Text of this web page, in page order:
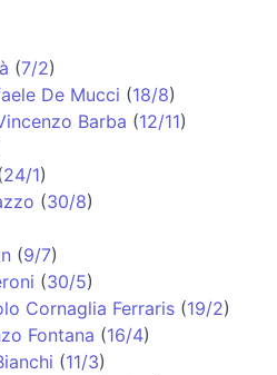
(7/2)
De Mucci (18/8)
Barba (12/11)
24/1)
(30/8)
(9/7)
(30/5)
Cornaglia Ferraris (19/2)
Fontana (16/4)
(11/3)